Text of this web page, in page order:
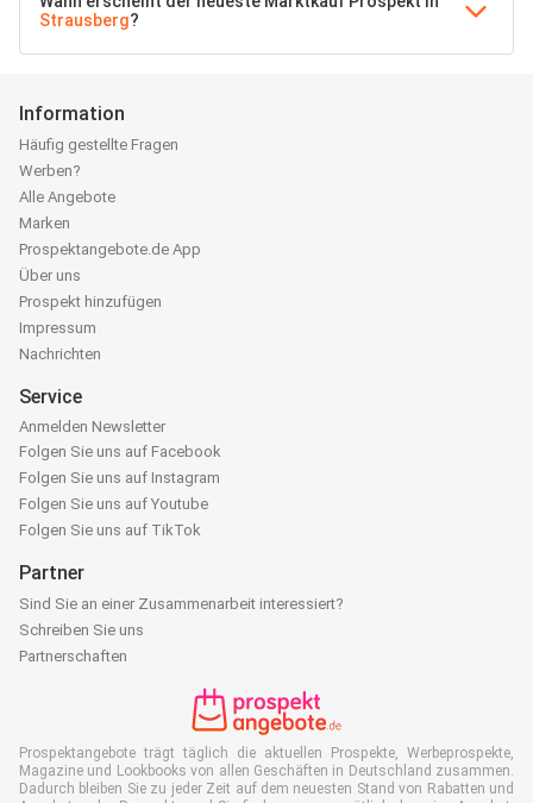
Strausberg?
Information
Häufig gestellte Fragen
Werben?
Alle Angebote
Marken
Prospektangebote.de App
Über uns
Prospekt hinzufügen
Impressum
Nachrichten
Service
Anmelden Newsletter
Folgen Sie uns auf Facebook
Folgen Sie uns auf Instagram
Folgen Sie uns auf Youtube
Folgen Sie uns auf TikTok
Partner
Sind Sie an einer Zusammenarbeit interessiert?
Schreiben Sie uns
Partnerschaften
Prospektangebote trägt täglich die aktuellen Prospekte, Werbeprospekte,
Magazine und Lookbooks von allen Geschäften in Deutschland zusammen.
Dadurch bleiben Sie zu jeder Zeit auf dem neuesten Stand von Rabatten und